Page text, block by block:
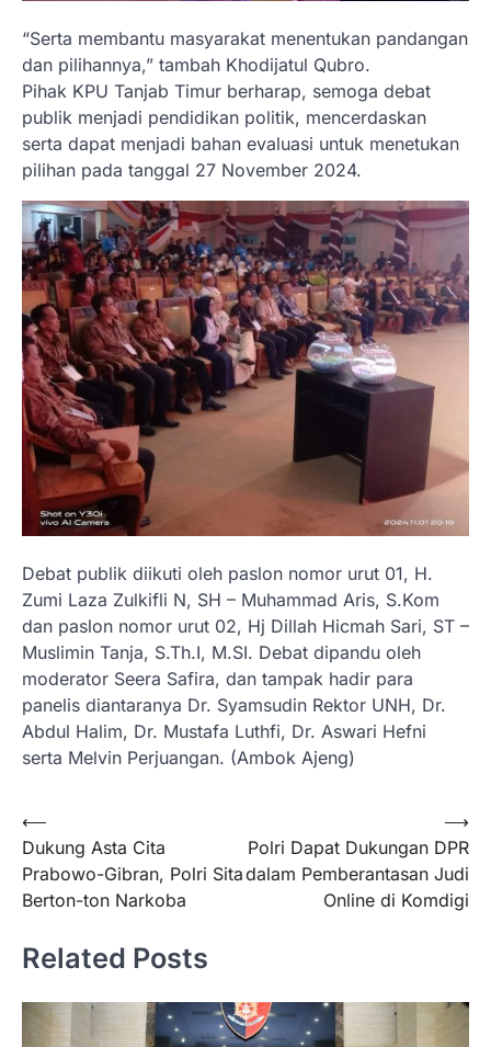
“Serta membantu masyarakat menentukan pandangan
dan pilihannya,” tambah Khodijatul Qubro.
Pihak KPU Tanjab Timur berharap, semoga debat
publik menjadi pendidikan politik, mencerdaskan
serta dapat menjadi bahan evaluasi untuk menetukan
pilihan pada tanggal 27 November 2024.
Debat publik diikuti oleh paslon nomor urut 01, H.
Zumi Laza Zulkifli N, SH – Muhammad Aris, S.Kom
dan paslon nomor urut 02, Hj Dillah Hicmah Sari, ST –
Muslimin Tanja, S.Th.I, M.SI. Debat dipandu oleh
moderator Seera Safira, dan tampak hadir para
panelis diantaranya Dr. Syamsudin Rektor UNH, Dr.
Abdul Halim, Dr. Mustafa Luthfi, Dr. Aswari Hefni
serta Melvin Perjuangan. (Ambok Ajeng)
Navigasi
pos
⟵
Dukung Asta Cita
Prabowo-Gibran, Polri Sita
Berton-ton Narkoba
Polri Dapat Dukungan DPR
dalam Pemberantasan Judi
Online di Komdigi
⟶
Related Posts